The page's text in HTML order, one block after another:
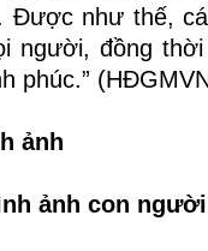
Được như thế,
người, đồng
phúc.”
ảnh
ảnh con